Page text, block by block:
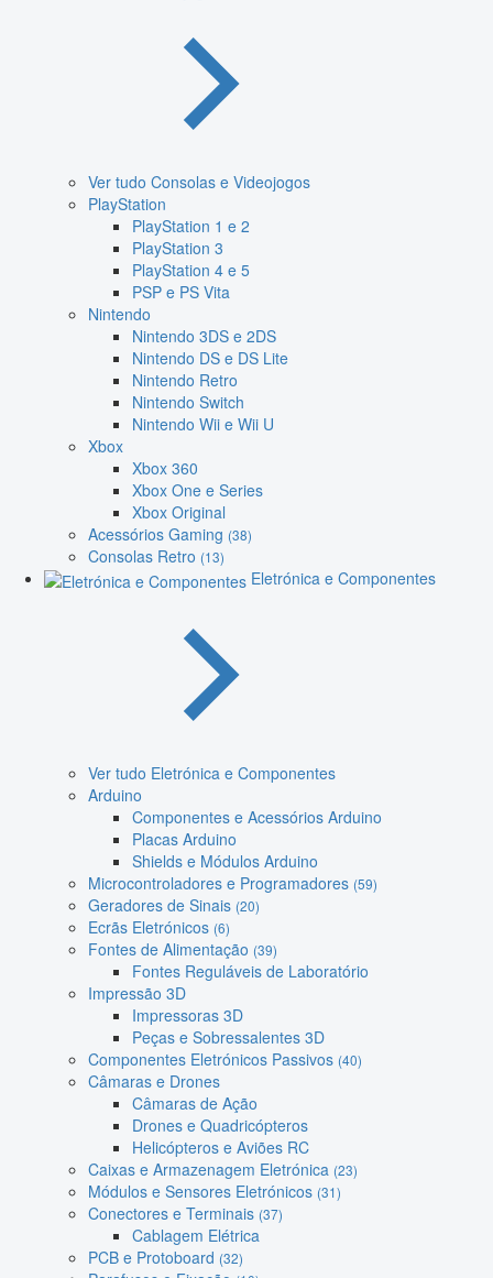
Ver tudo Consolas e Videojogos
PlayStation
PlayStation 1 e 2
PlayStation 3
PlayStation 4 e 5
PSP e PS Vita
Nintendo
Nintendo 3DS e 2DS
Nintendo DS e DS Lite
Nintendo Retro
Nintendo Switch
Nintendo Wii e Wii U
Xbox
Xbox 360
Xbox One e Series
Xbox Original
Acessórios Gaming (38)
Consolas Retro (13)
Eletrónica e Componentes
Ver tudo Eletrónica e Componentes
Arduino
Componentes e Acessórios Arduino
Placas Arduino
Shields e Módulos Arduino
Microcontroladores e Programadores (59)
Geradores de Sinais (20)
Ecrãs Eletrónicos (6)
Fontes de Alimentação (39)
Fontes Reguláveis de Laboratório
Impressão 3D
Impressoras 3D
Peças e Sobressalentes 3D
Componentes Eletrónicos Passivos (40)
Câmaras e Drones
Câmaras de Ação
Drones e Quadricópteros
Helicópteros e Aviões RC
Caixas e Armazenagem Eletrónica (23)
Módulos e Sensores Eletrónicos (31)
Conectores e Terminais (37)
Cablagem Elétrica
PCB e Protoboard (32)